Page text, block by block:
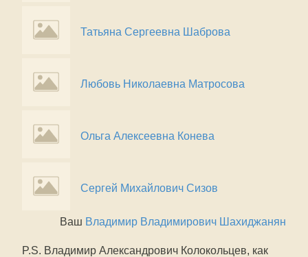
Татьяна Сергеевна Шаброва
Любовь Николаевна Матросова
Ольга Алексеевна Конева
Сергей Михайлович Сизов
Ваш Владимир Владимирович Шахиджанян
P.S. Владимир Александрович Колокольцев, как